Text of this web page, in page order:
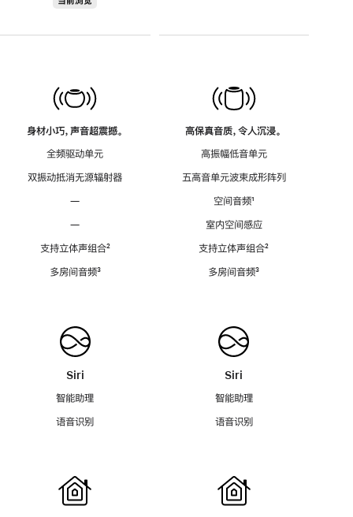
身材小巧，声音超震撼。
全频驱动单元
双振动抵消无源辐射器
—
—
支持立体声组合脚
²
多房间音频脚
³
Siri
智能助理
语音识别
高保真音质，令人沉浸。
高振幅低音单元
五高音单元波束成形阵列
空间音频脚
¹
室内空间感应
支持立体声组合脚
²
多房间音频脚
³
Siri
智能助理
语音识别